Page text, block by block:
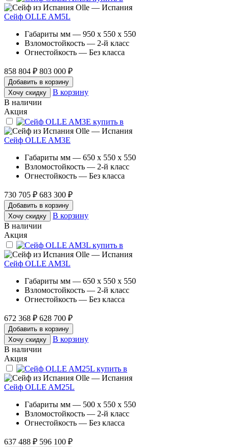
Olle — Испания
Сейф OLLE AM5L
Габариты мм — 950 x 550 x 550
Взломостойкость — 2-й класс
Огнестойкость — Без класса
858 804 ₽ 803 000 ₽
Добавить в корзину
Хочу скидку
В корзину
В наличии
Акция
Olle — Испания
Сейф OLLE AM3E
Габариты мм — 650 x 550 x 550
Взломостойкость — 2-й класс
Огнестойкость — Без класса
730 705 ₽ 683 300 ₽
Добавить в корзину
Хочу скидку
В корзину
В наличии
Акция
Olle — Испания
Сейф OLLE AM3L
Габариты мм — 650 x 550 x 550
Взломостойкость — 2-й класс
Огнестойкость — Без класса
672 368 ₽ 628 700 ₽
Добавить в корзину
Хочу скидку
В корзину
В наличии
Акция
Olle — Испания
Сейф OLLE AM25L
Габариты мм — 500 x 550 x 550
Взломостойкость — 2-й класс
Огнестойкость — Без класса
637 488 ₽ 596 100 ₽